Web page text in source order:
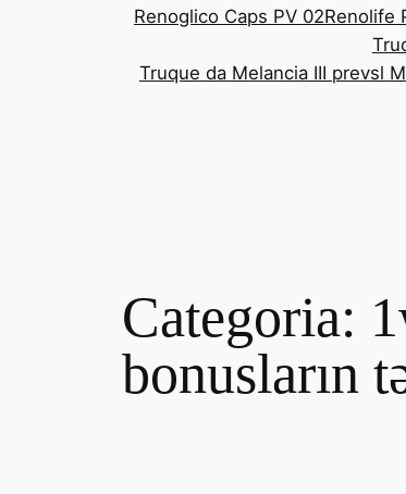
Renoglico Caps PV 02Renolife
Truque da Melancia III prevsl
Categoria:
bonusların